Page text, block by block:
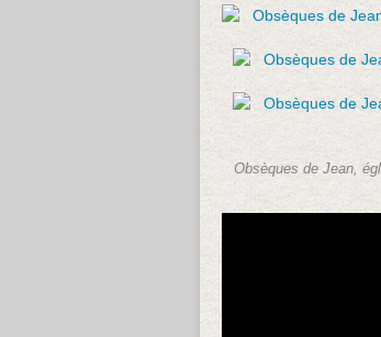
Obsèques de Jean,